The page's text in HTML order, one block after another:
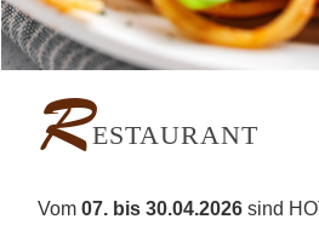
RESTAURANT
Vom 07. bis 30.04.2026 sind